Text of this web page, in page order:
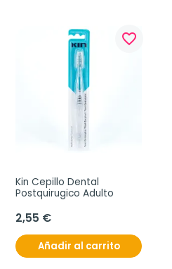
favorite_border
Kin Cepillo Dental
Postquirugico Adulto
2,55 €
Añadir al carrito